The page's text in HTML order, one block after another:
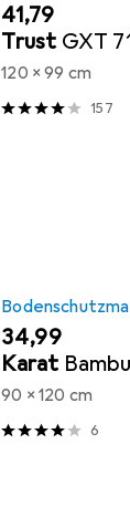
EUR
41,79
Trust GXT
120 x 99 cm
157
EUR
34,99
Karat
90 x 120 cm
6